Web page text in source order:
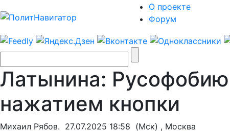
О проекте
Форум
Латынина:
нажатием кнопки
Михаил Рябов. 27.07.2025 18:58 (Мск) , Москва